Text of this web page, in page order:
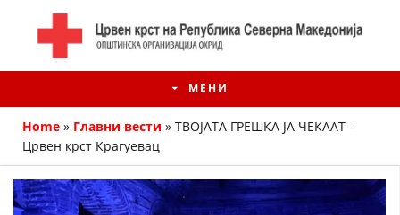
МЕНИ
Home » Главни вести » ТВОЈАТА ГРЕШКА ЈА ЧЕКААТ –
Црвен крст Крагуевац